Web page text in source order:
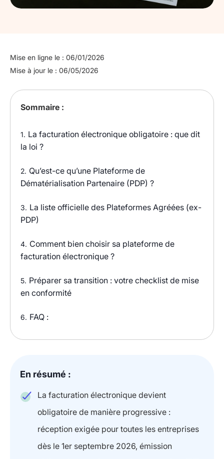
Mise en ligne le : 06/01/2026
Mise à jour le : 06/05/2026
Sommaire :
1. La facturation électronique obligatoire : que dit
la loi ?
2. Qu’est-ce qu’une Plateforme de
Dématérialisation Partenaire (PDP) ?
3. La liste officielle des Plateformes Agréées (ex-
PDP)
4. Comment bien choisir sa plateforme de
facturation électronique ?
5. Préparer sa transition : votre checklist de mise
en conformité
6. FAQ :
En résumé :
La facturation électronique devient
obligatoire de manière progressive :
réception exigée pour toutes les entreprises
dès le 1er septembre 2026, émission